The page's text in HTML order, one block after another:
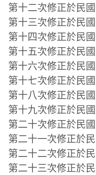
第十二次修正於民
第十三次修正於民
第十四次修正於民
第十五次修正於民
第十六次修正於民
第十七次修正於民
第十八次修正於民
第十九次修正於民
第二十次修正於民
第二十一次修正於
第二十二次修正於
第二十三次修正於